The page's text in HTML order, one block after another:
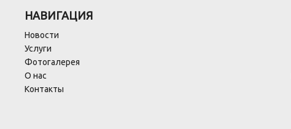
НАВИГАЦИЯ
Новости
Услуги
Фотогалерея
О нас
Контакты